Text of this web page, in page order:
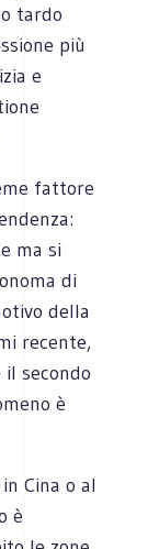
tardo
più
e
fattore
ma si
di
della
recente,
secondo
è
Cina o al
è